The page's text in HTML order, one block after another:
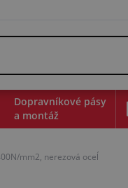
Dopravníkové pásy
a montáž
mm2, nerezová oceĺ